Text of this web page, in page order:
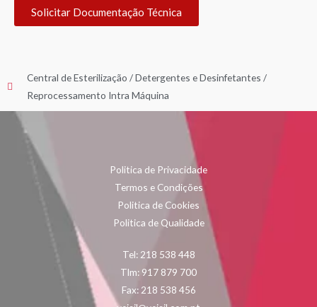
Solicitar Documentação Técnica
Central de Esterilização /Detergentes e Desinfetantes /
Reprocessamento Intra Máquina
Politica de Privacidade
Termos e Condições
Politica de Cookies
Politica de Qualidade
Tel: 218 538 448
Tlm: 917 879 700
Fax: 218 538 456